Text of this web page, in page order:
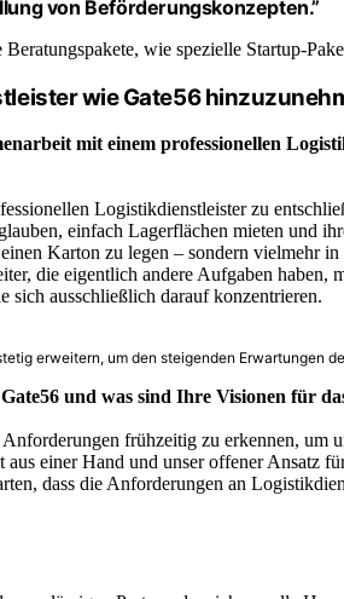
von Beförderungskonzepten.”
wie spezielle Startup-
wie Gate56
mit einem professionellen
Logistikdienstleister zu
einfach Lagerflächen mieten und
Karton zu legen – sondern vielmehr
die eigentlich andere Aufgaben
sich ausschließlich darauf konzentrieren.
erweitern, um den steigenden Erwartungen
und was sind Ihre Visionen für
frühzeitig zu erkennen,
einer Hand und unser offener Ansatz
dass die Anforderungen an